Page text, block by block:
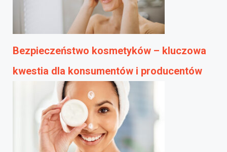
Bezpieczeństwo kosmetyków – kluczowa
kwestia dla konsumentów i producentów